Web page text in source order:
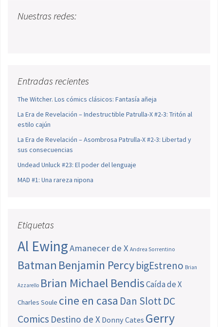
Nuestras redes:
Entradas recientes
The Witcher. Los cómics clásicos: Fantasía añeja
La Era de Revelación – Indestructible Patrulla-X #2-3: Tritón al
estilo cajún
La Era de Revelación – Asombrosa Patrulla-X #2-3: Libertad y
sus consecuencias
Undead Unluck #23: El poder del lenguaje
MAD #1: Una rareza nipona
Etiquetas
Al EwingAmanecer de X Andrea Sorrentino
Batman Benjamin PercybigEstreno Brian
Azzarello Brian Michael BendisCaída de X
Charles Soule cine en casa Dan SlottDC
Comics Destino de X Donny Cates Gerry